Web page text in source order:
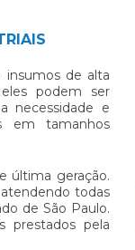
de alta
podem ser
necessidade e
em tamanhos
última geração.
todas
de São Paulo.
prestados pela